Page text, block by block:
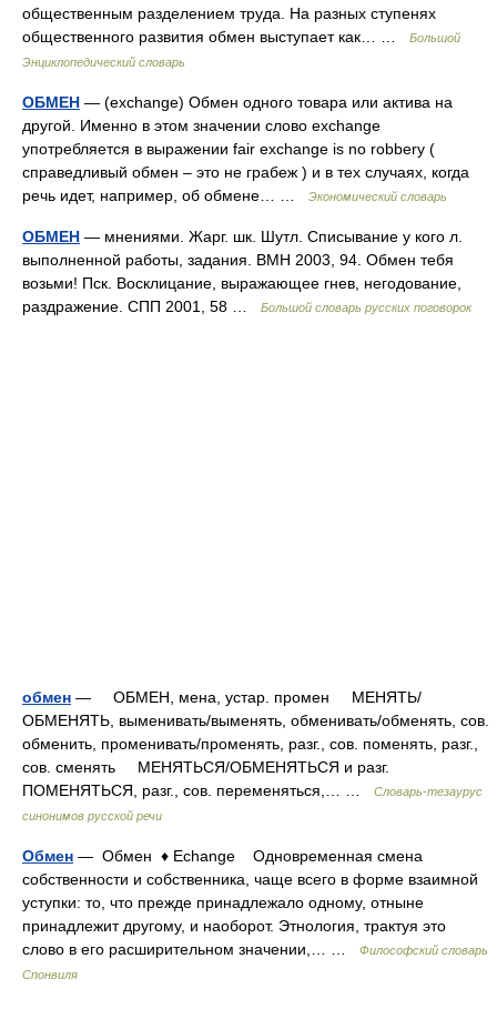
общественным разделением труда. На разных ступенях
общественного развития обмен выступает как… …
Большой
Энциклопедический словарь
ОБМЕН — (exchange) Обмен одного товара или актива на
другой. Именно в этом значении слово exchange
употребляется в выражении fair exchange is no robbery (
справедливый обмен – это не грабеж ) и в тех случаях, когда
речь идет, например, об обмене… …
Экономический словарь
ОБМЕН — мнениями. Жарг. шк. Шутл. Списывание у кого л.
выполненной работы, задания. ВМН 2003, 94. Обмен тебя
возьми! Пск. Восклицание, выражающее гнев, негодование,
раздражение. СПП 2001, 58 …
Большой словарь русских поговорок
обмен — ОБМЕН, мена, устар. промен МЕНЯТЬ/
ОБМЕНЯТЬ, выменивать/выменять, обменивать/обменять, сов.
обменить, променивать/променять, разг., сов. поменять, разг.,
сов. сменять МЕНЯТЬСЯ/ОБМЕНЯТЬСЯ и разг.
ПОМЕНЯТЬСЯ, разг., сов. переменяться,… …
Словарь-тезаурус
синонимов русской речи
Обмен — Обмен ♦ Echange Одновременная смена
собственности и собственника, чаще всего в форме взаимной
уступки: то, что прежде принадлежало одному, отныне
принадлежит другому, и наоборот. Этнология, трактуя это
слово в его расширительном значении,… …
Философский словарь
Спонвиля